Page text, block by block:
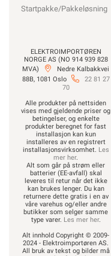
Startpakke/Pakkeløsning
ELEKTROIMPORTØREN
NORGE AS (NO 914 939 828
MVA)
Nedre Kalbakkvei
88B, 1081 Oslo
22 81 27
70
Alle produkter på nettsiden
vises med gjeldende priser og
betingelser, og enkelte
produkter beregnet for fast
installasjon kan kun
installeres av en registrert
installasjonsvirksomhet. Les
mer her.
Alt som går på strøm eller
batterier (EE-avfall) skal
leveres til retur når det ikke
kan brukes lenger. Du kan
returnere dette gratis i en av
våre varehus og/eller andre
butikker som selger samme
type varer. Les mer her.
Alt innhold Copyright © 2009-
2024 - Elektroimportøren AS.
All bruk av tekst og bilder må